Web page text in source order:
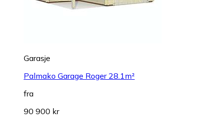
Garasje
Palmako Garage Roger 28.1m²
fra
90 900 kr